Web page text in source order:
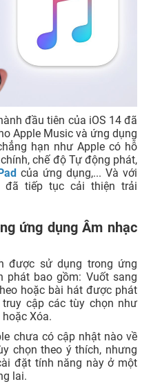
đầu tiên của iOS 14 đã
Apple Music và ứng dụng
hạn như Apple có hỗ
chế độ Tự động phát,
của ứng dụng,... Và với
đã tiếp tục cải thiện trải
ứng dụng Âm nhạc
được sử dụng trong ứng
phát bao gồm: Vuốt sang
hoặc bài hát được phát
cập các tùy chọn như
Xóa.
chưa có cập nhật nào về
chọn theo ý thích, nhưng
đặt tính năng này ở một
lai.